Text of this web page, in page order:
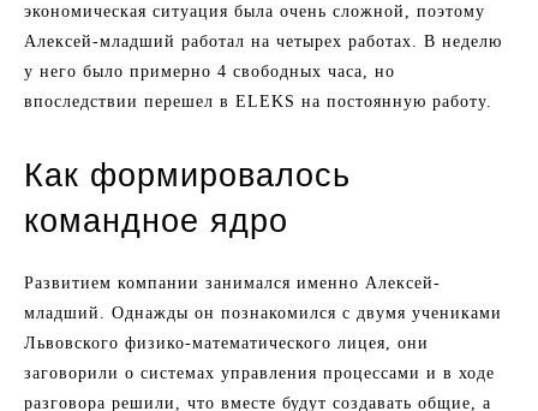
экономическая ситуация была очень сложной, поэтому
Алексей-младший работал на четырех работах. В неделю
у него было примерно 4 свободных часа, но
впоследствии перешел в ELEKS на постоянную работу.
Как формировалось
командное ядро
Развитием компании занимался именно Алексей-
младший. Однажды он познакомился с двумя учениками
Львовского физико-математического лицея, они
заговорили о системах управления процессами и в ходе
разговора решили, что вместе будут создавать общие, а